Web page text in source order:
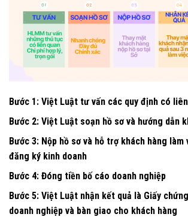
Bước 1: Việt Luật tư vấn các quy định có
Bước 2: Việt Luật soạn hồ sơ và hướng dẫn
Bước 3: Nộp hồ sơ và hỗ trợ khách hàng làm
đăng ký kinh doanh
Bước 4: Đóng tiền bố cáo doanh nghiệp
Bước 5: Việt Luật nhận kết quả là Giấy
doanh nghiệp và bàn giao cho khách hàng